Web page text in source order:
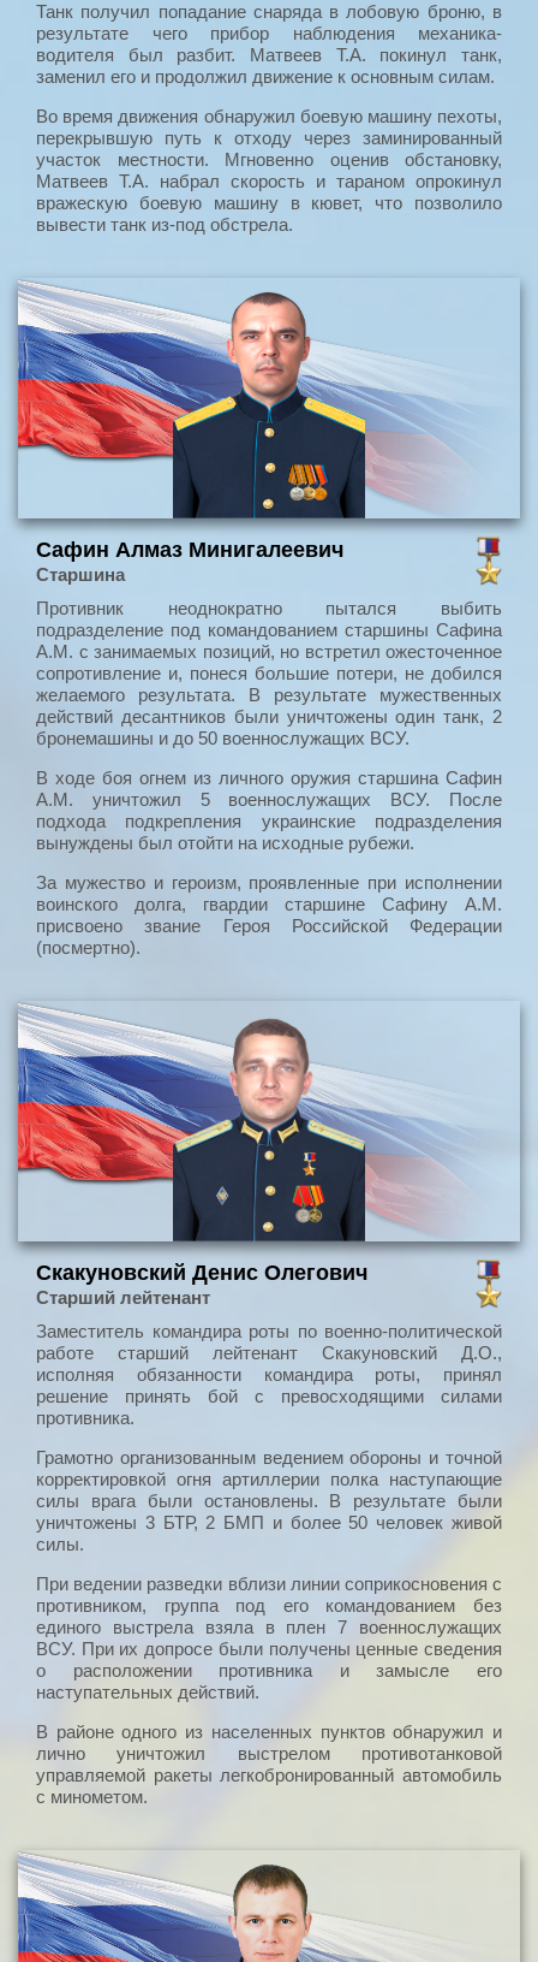
Танк получил попадание снаряда в лобовую броню, в
результате чего прибор наблюдения механика-
водителя был разбит. Матвеев Т.А. покинул танк,
заменил его и продолжил движение к основным силам.
Во время движения обнаружил боевую машину пехоты,
перекрывшую путь к отходу через заминированный
участок местности. Мгновенно оценив обстановку,
Матвеев Т.А. набрал скорость и тараном опрокинул
вражескую боевую машину в кювет, что позволило
вывести танк из-под обстрела.
Сафин Алмаз Минигалеевич
Старшина
Противник неоднократно пытался выбить
подразделение под командованием старшины Сафина
А.М. с занимаемых позиций, но встретил ожесточенное
сопротивление и, понеся большие потери, не добился
желаемого результата. В результате мужественных
действий десантников были уничтожены один танк, 2
бронемашины и до 50 военнослужащих ВСУ.
В ходе боя огнем из личного оружия старшина Сафин
А.М. уничтожил 5 военнослужащих ВСУ. После
подхода подкрепления украинские подразделения
вынуждены был отойти на исходные рубежи.
За мужество и героизм, проявленные при исполнении
воинского долга, гвардии старшине Сафину А.М.
присвоено звание Героя Российской Федерации
(посмертно).
Скакуновский Денис Олегович
Старший лейтенант
Заместитель командира роты по военно-политической
работе старший лейтенант Скакуновский Д.О.,
исполняя обязанности командира роты, принял
решение принять бой с превосходящими силами
противника.
Грамотно организованным ведением обороны и точной
корректировкой огня артиллерии полка наступающие
силы врага были остановлены. В результате были
уничтожены 3 БТР, 2 БМП и более 50 человек живой
силы.
При ведении разведки вблизи линии соприкосновения с
противником, группа под его командованием без
единого выстрела взяла в плен 7 военнослужащих
ВСУ. При их допросе были получены ценные сведения
о расположении противника и замысле его
наступательных действий.
В районе одного из населенных пунктов обнаружил и
лично уничтожил выстрелом противотанковой
управляемой ракеты легкобронированный автомобиль
с минометом.